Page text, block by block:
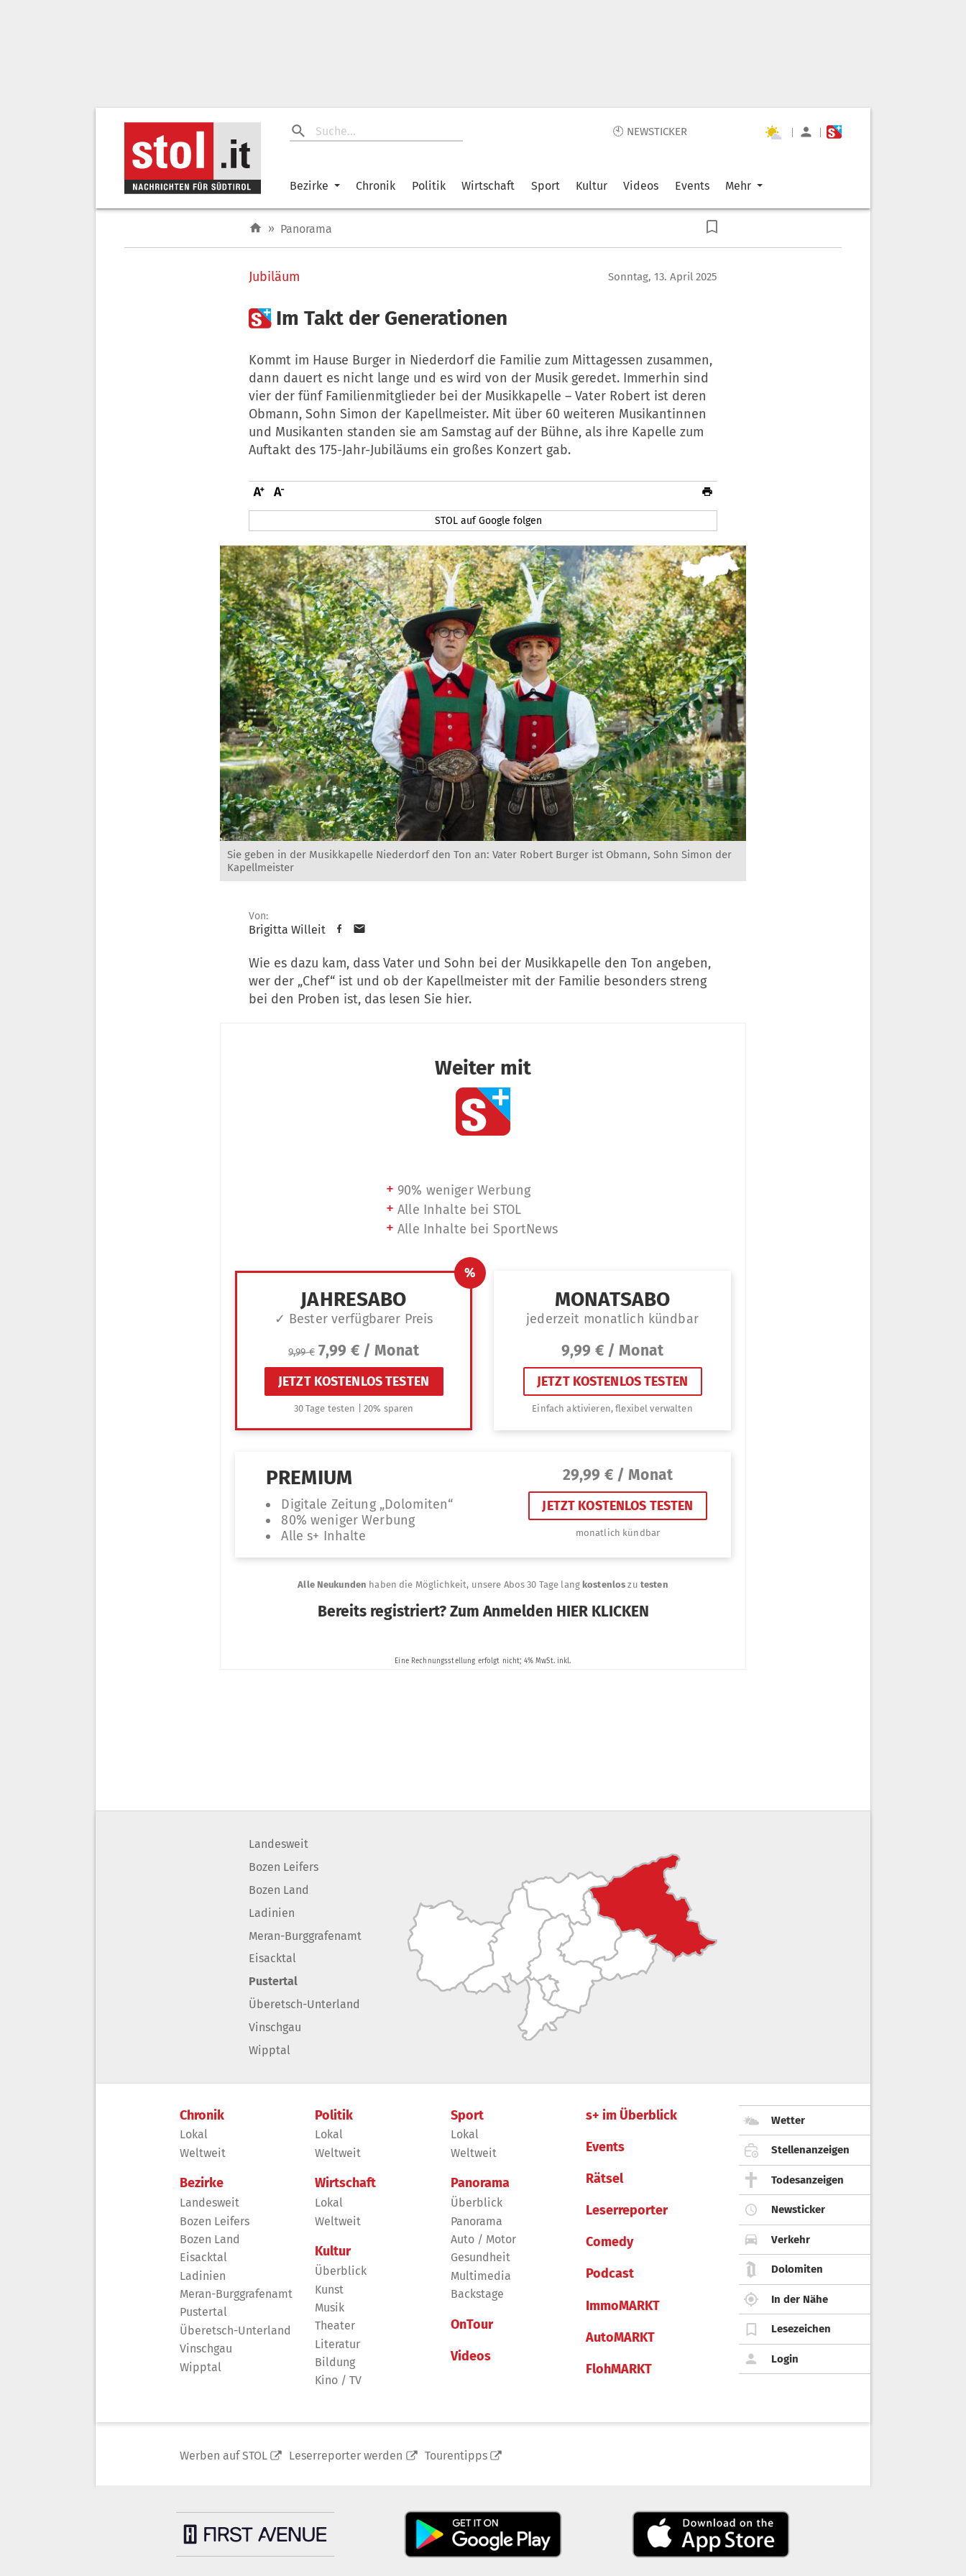
🕙 NEWSTICKER | |
Bezirke Chronik Politik Wirtschaft Sport Kultur Videos Events Mehr
» Panorama
Jubiläum Sonntag, 13. April 2025
 Im Takt der Generationen
Kommt im Hause Burger in Niederdorf die Familie zum Mittagessen zusammen,
dann dauert es nicht lange und es wird von der Musik geredet. Immerhin sind
vier der fünf Familienmitglieder bei der Musikkapelle – Vater Robert ist deren
Obmann, Sohn Simon der Kapellmeister. Mit über 60 weiteren Musikantinnen
und Musikanten standen sie am Samstag auf der Bühne, als ihre Kapelle zum
Auftakt des 175-Jahr-Jubiläums ein großes Konzert gab.
STOL auf Google folgen
Sie geben in der Musikkapelle Niederdorf den Ton an: Vater Robert Burger ist Obmann, Sohn Simon der
Kapellmeister
Von:
Brigitta Willeit
Wie es dazu kam, dass Vater und Sohn bei der Musikkapelle den Ton angeben,
wer der „Chef“ ist und ob der Kapellmeister mit der Familie besonders streng
bei den Proben ist, das lesen Sie hier.
Landesweit
Bozen Leifers
Bozen Land
Ladinien
Meran-Burggrafenamt
Eisacktal
Pustertal
Überetsch-Unterland
Vinschgau
Wipptal
Chronik
Lokal
Weltweit
Bezirke
Landesweit
Bozen Leifers
Bozen Land
Eisacktal
Ladinien
Meran-Burggrafenamt
Pustertal
Überetsch-Unterland
Vinschgau
Wipptal
Politik
Lokal
Weltweit
Wirtschaft
Lokal
Weltweit
Kultur
Überblick
Kunst
Musik
Theater
Literatur
Bildung
Kino / TV
Sport
Lokal
Weltweit
Panorama
Überblick
Panorama
Auto / Motor
Gesundheit
Multimedia
Backstage
OnTour
Videos
s+ im Überblick
Events
Rätsel
Leserreporter
Comedy
Podcast
ImmoMARKT
AutoMARKT
FlohMARKT
Wetter
Stellenanzeigen
Todesanzeigen
Newsticker
Verkehr
Dolomiten
In der Nähe
Lesezeichen
Login
Werben auf STOL Leserreporter werden Tourentipps